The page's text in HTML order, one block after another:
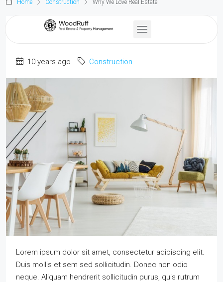
Home Construction Why We Love Real Estate
Why We Love Real Estate
10 years ago Construction
Lorem ipsum dolor sit amet, consectetur adipiscing elit.
Duis mollis et sem sed sollicitudin. Donec non odio
neque. Aliquam hendrerit sollicitudin purus, quis rutrum